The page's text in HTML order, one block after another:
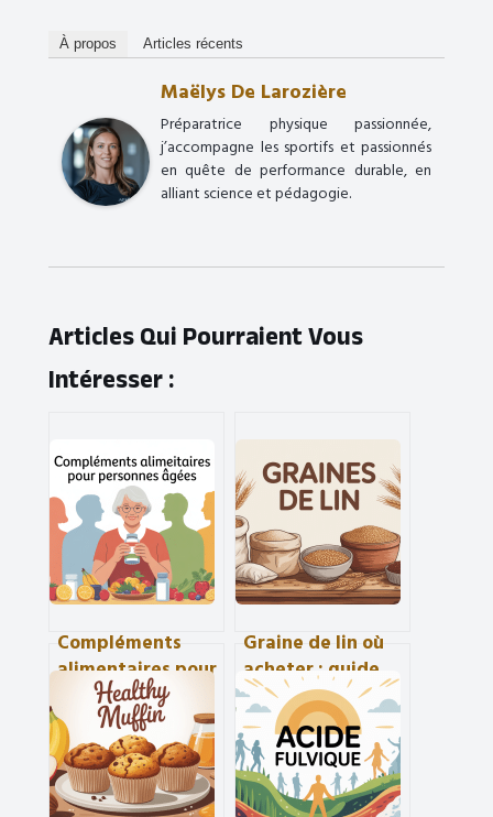
À propos Articles récents
Maëlys De Larozière
Préparatrice physique passionnée,
j’accompagne les sportifs et passionnés
en quête de performance durable, en
alliant science et pédagogie.
Articles Qui Pourraient Vous
Intéresser :
Compléments
alimentaires pour
personnes âgées :
bien choisir et
éviter les pièges
Graine de lin où
acheter : guide
pratique pour
bien choisir